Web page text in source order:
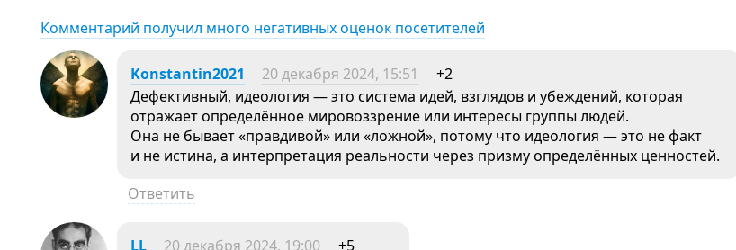
Комментарий получил много негативных оценок посетителей
Konstantin2021 20 декабря 2024, 15:51
+2
Дефективный, идеология — это система идей, взглядов и убеждений, которая
отражает определённое мировоззрение или интересы группы людей.
Она не бывает «правдивой» или «ложной», потому что идеология — это не факт
и не истина, а интерпретация реальности через призму определённых ценностей.
Ответить
LL 20 декабря 2024, 19:00
+5